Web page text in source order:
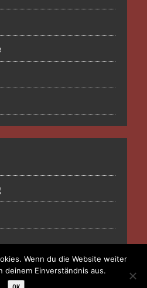
Wenn du die Website weiter
deinem Einverständnis aus.